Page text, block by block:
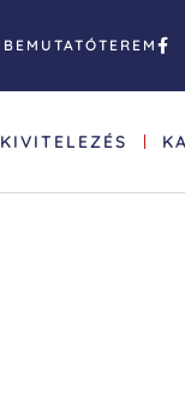
BEMUTATÓTEREM
KIVITELEZÉS